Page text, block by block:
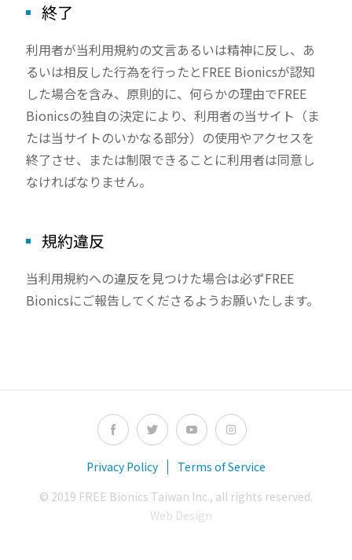
終了
利用者が当利用規約の文言あるいは精神に反し、あ
るいは相反した行為を行ったとFREE Bionicsが認知
した場合を含み、原則的に、何らかの理由でFREE
Bionicsの独自の決定により、利用者の当サイト（ま
たは当サイトのいかなる部分）の使用やアクセスを
終了させ、または制限できることに利用者は同意し
なければなりません。
規約違反
当利用規約への違反を見つけた場合は必ずFREE
Bionicsにご報告してくださるようお願いたします。
Privacy Policy
Terms of Service
© 2019 FREE Bionics Taiwan Inc., all rights reserved.
Web Design